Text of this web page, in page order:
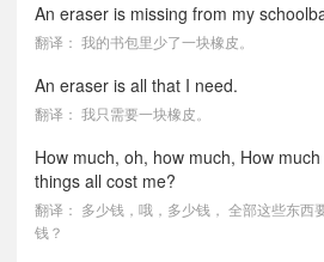
An eraser is missing from my
翻译： 我的书包里少了一块橡皮。
An eraser is all that I need.
翻译： 我只需要一块橡皮。
How much, oh, how much, How
things all cost me?
翻译： 多少钱，哦，多少钱， 全部这些东西
钱？